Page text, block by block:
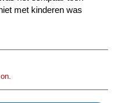
met kinderen was